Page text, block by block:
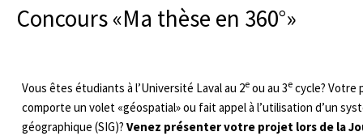
Concours «Ma thèse en 360°»
Vous êtes étudiants à l’Université Laval au 2e ou au 3e cycle? Votre
comporte un volet «géospatial» ou fait appel à l’utilisation d’un
géographique (SIG)? Venez présenter votre projet lors de la